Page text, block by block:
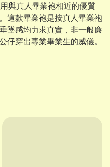
與真人畢業袍相近的優質
這款畢業袍是按真人畢業袍
墜感均力求真實，非一般廉
仔穿出專業畢業生的威儀。